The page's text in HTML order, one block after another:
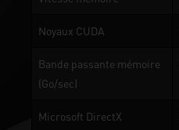
Noyaux CUDA
Bande passante mémoire
(Go/sec)
Microsoft DirectX